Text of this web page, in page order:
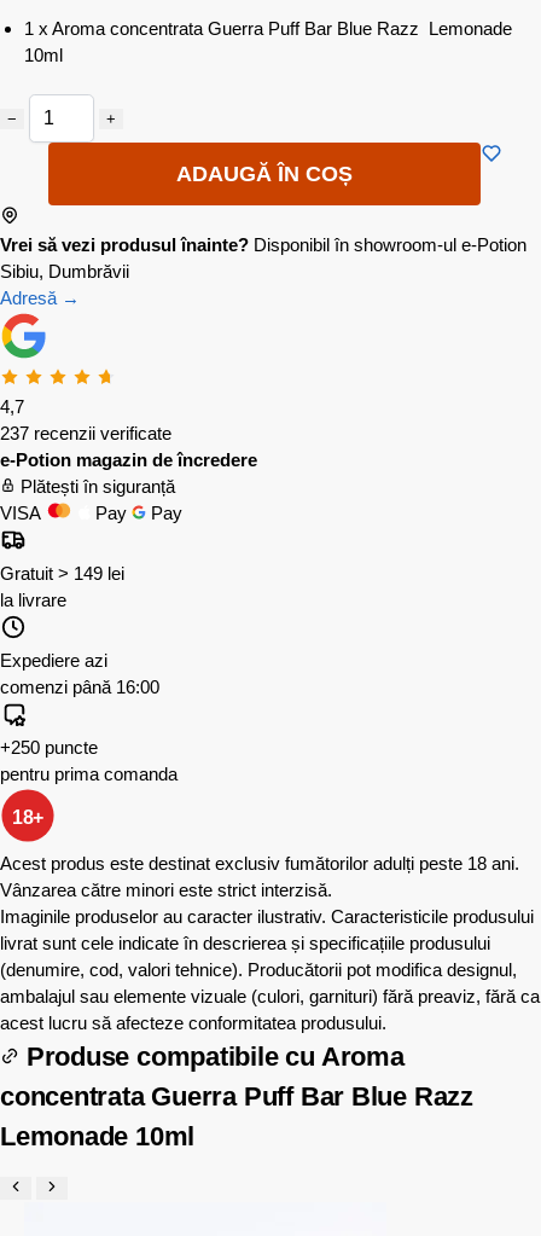
1 x Aroma concentrata Guerra Puff Bar Blue Razz Lemonade
10ml
− +
ADAUGĂ ÎN COȘ
Vrei să vezi produsul înainte? Disponibil în showroom-ul e-Potion
Sibiu, Dumbrăvii
Adresă →
4,7
237 recenzii verificate
e-Potion magazin de încredere
Plătești în siguranță
VISA
Pay Pay
Gratuit > 149 lei
la livrare
Expediere azi
comenzi până 16:00
+250 puncte
pentru prima comanda
18+
Acest produs este destinat exclusiv fumătorilor adulți peste 18 ani.
Vânzarea către minori este strict interzisă.
Imaginile produselor au caracter ilustrativ. Caracteristicile produsului
livrat sunt cele indicate în descrierea și specificațiile produsului
(denumire, cod, valori tehnice). Producătorii pot modifica designul,
ambalajul sau elemente vizuale (culori, garnituri) fără preaviz, fără ca
acest lucru să afecteze conformitatea produsului.
Produse compatibile cu Aroma
concentrata Guerra Puff Bar Blue Razz
Lemonade 10ml